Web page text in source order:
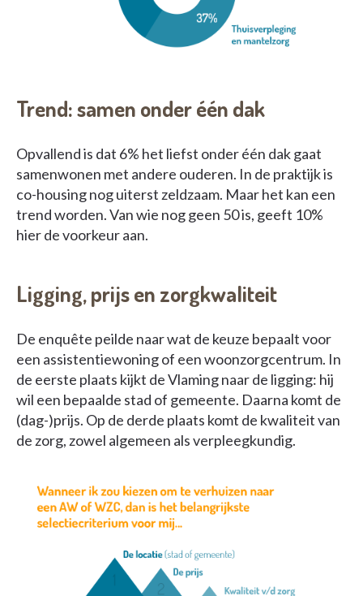
Trend: samen onder één dak
Opvallend is dat 6% het liefst onder één dak gaat
samenwonen met andere ouderen. In de praktijk is
co-housing nog uiterst zeldzaam. Maar het kan een
trend worden. Van wie nog geen 50 is, geeft 10%
hier de voorkeur aan.
Ligging, prijs en zorgkwaliteit
De enquête peilde naar wat de keuze bepaalt voor
een assistentiewoning of een woonzorgcentrum. In
de eerste plaats kijkt de Vlaming naar de ligging: hij
wil een bepaalde stad of gemeente. Daarna komt de
(dag-)prijs. Op de derde plaats komt de kwaliteit van
de zorg, zowel algemeen als verpleegkundig.